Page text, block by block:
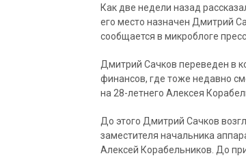
Как две недели назад
его место назначен Дмитрий
сообщается в микроблоге
Дмитрий Сачков переведен в
финансов, где тоже недавно
на 28-летнего Алексея
До этого Дмитрий Сачков
заместителя начальника
Алексей Корабельников. До